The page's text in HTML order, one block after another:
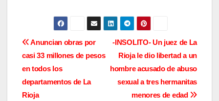
N
a
v
-INSOLITO- Un juez de La
Rioja le dio libertad a un
hombre acusado de abuso
sexual a tres hermanitas
menores de edad
Anuncian obras por
casi 33 millones de pesos
en todos los
departamentos de La
Rioja